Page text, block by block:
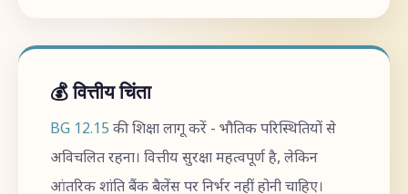
💰 वित्तीय चिंता
BG 12.15 की शिक्षा लागू करें - भौतिक परिस्थितियों से
अविचलित रहना। वित्तीय सुरक्षा महत्वपूर्ण है, लेकिन
आंतरिक शांति बैंक बैलेंस पर निर्भर नहीं होनी चाहिए।